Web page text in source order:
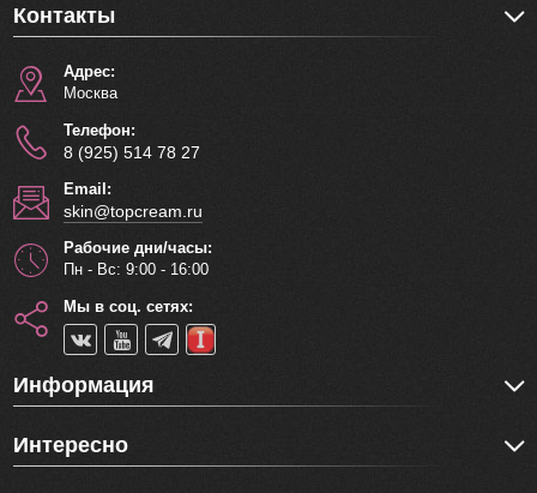
Контакты
Адрес:
Москва
Телефон:
8 (925) 514 78 27
Email:
skin@topcream.ru
Рабочие дни/часы:
Пн - Вс: 9:00 - 16:00
Мы в соц. сетях:
Информация
Интересно